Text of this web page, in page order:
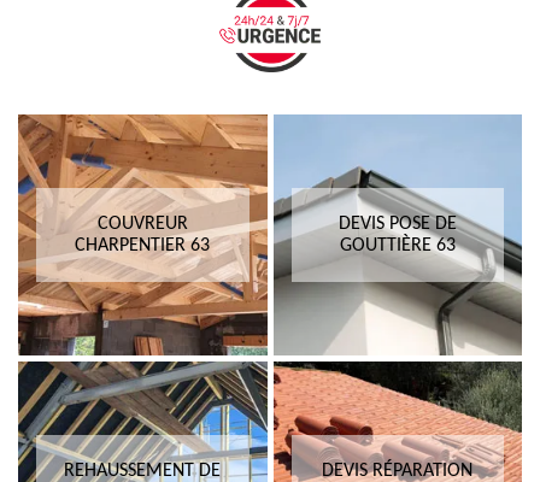
COUVREUR
CHARPENTIER 63
DEVIS POSE DE
GOUTTIÈRE 63
REHAUSSEMENT DE
DEVIS RÉPARATION